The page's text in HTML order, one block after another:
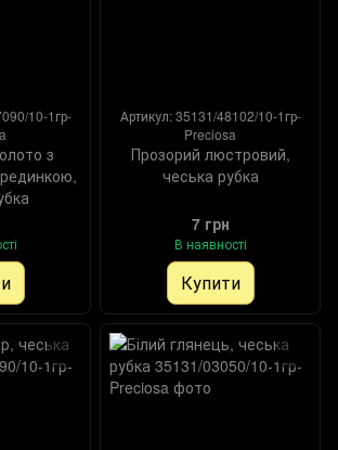
10-1гр-
з
Артикул: 35131/48102/10-1гр-
Preciosa
Прозорий люстровий,
чеська рубка
7 грн
В наявності
Купити